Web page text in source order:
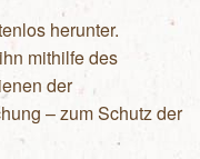
herunter.
mithilfe des
der
– zum Schutz der